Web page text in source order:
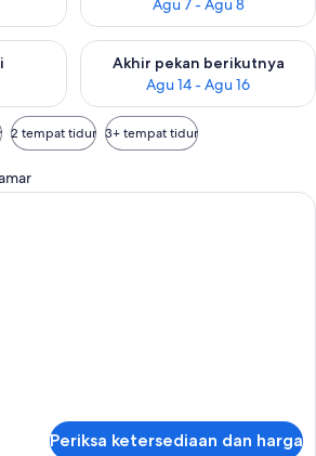
Agu 7 - Agu 8
akhir pekan ini Agu 7 - Agu 9
Akhir pekan berikutnya
Agu 14 - Agu 16
Periksa ketersediaan untuk
2 tempat tidur 3+ tempat tidur
Studio (Mini) | Brankas, kedap suara,
Periksa ketersediaan dan harga